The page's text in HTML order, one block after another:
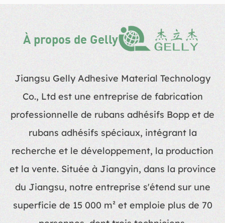
À propos de Gelly
Jiangsu Gelly Adhesive Material Technology
Co., Ltd est une entreprise de fabrication
professionnelle de rubans adhésifs Bopp et de
rubans adhésifs spéciaux, intégrant la
recherche et le développement, la production
et la vente. Située à Jiangyin, dans la province
du Jiangsu, notre entreprise s'étend sur une
superficie de 15 000 m² et emploie plus de 70